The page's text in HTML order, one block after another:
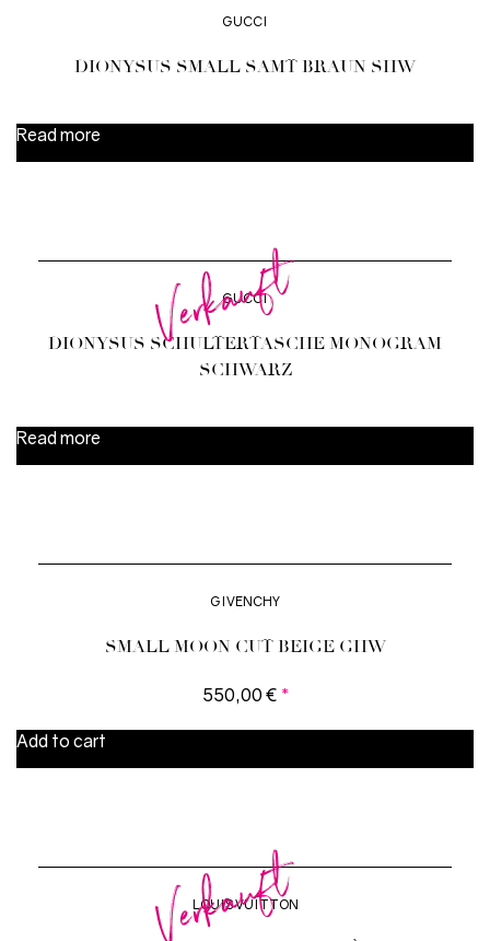
GUCCI
DIONYSUS SMALL SAMT BRAUN SHW
Read more
Verkauft
GUCCI
DIONYSUS SCHULTERTASCHE MONOGRAM
SCHWARZ
Read more
GIVENCHY
SMALL MOON CUT BEIGE GHW
550,00 € *
Add to cart
Verkauft
LOUIS VUITTON